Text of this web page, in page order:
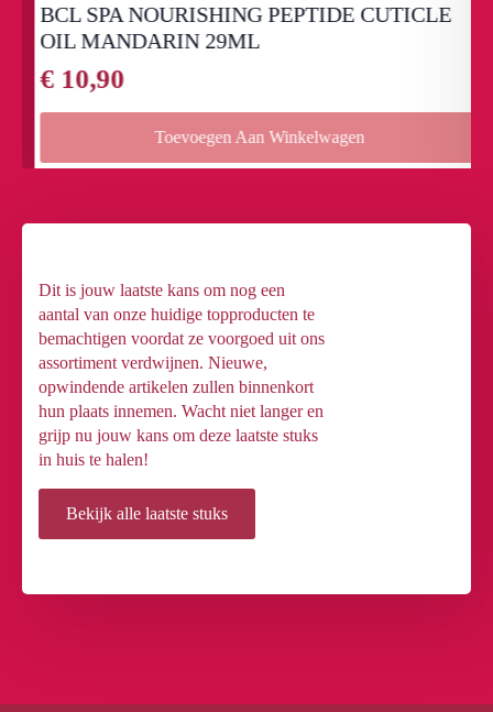
BCL SPA NOURISHING PEPTIDE CUTICLE
OIL MANDARIN 29ML
€10,90
Toevoegen Aan Winkelwagen
Dit is jouw laatste kans om nog een
aantal van onze huidige topproducten te
bemachtigen voordat ze voorgoed uit ons
assortiment verdwijnen. Nieuwe,
opwindende artikelen zullen binnenkort
hun plaats innemen. Wacht niet langer en
grijp nu jouw kans om deze laatste stuks
in huis te halen!
Bekijk alle laatste stuks